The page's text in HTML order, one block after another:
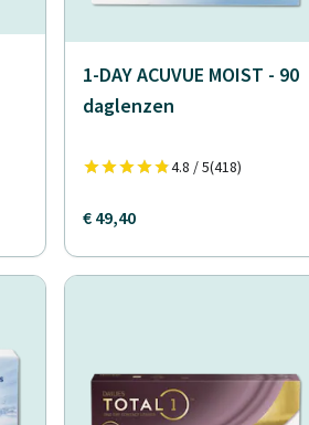
1-DAY ACUVUE MOIST - 90
daglenzen
4.8 / 5(418)
€ 49,40